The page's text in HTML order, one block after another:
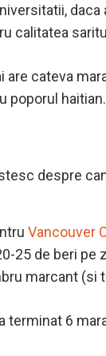
calitatea
are cateva
poporul haitian.
despre
Vancouver
de beri pe
marcant
terminat 6